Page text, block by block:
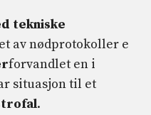
tekniske
av nødprotokoller e
forvandlet en i
situasjon til et
.